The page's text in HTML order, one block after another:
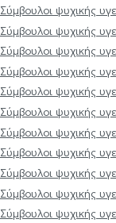
Σύμβουλοι ψυχικής
Σύμβουλοι ψυχικής
Σύμβουλοι ψυχικής
Σύμβουλοι ψυχικής
Σύμβουλοι ψυχικής
Σύμβουλοι ψυχικής
Σύμβουλοι ψυχικής
Σύμβουλοι ψυχικής
Σύμβουλοι ψυχικής
Σύμβουλοι ψυχικής
Σύμβουλοι ψυχικής